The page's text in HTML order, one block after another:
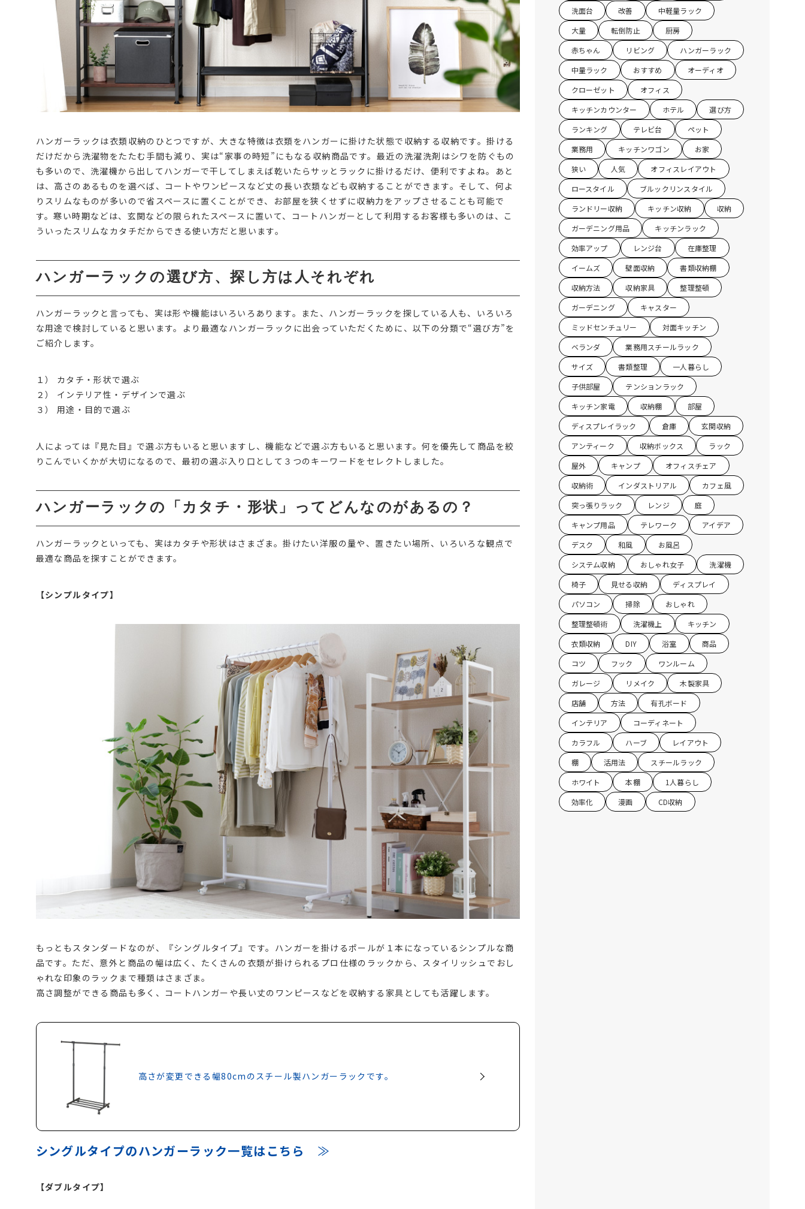
ハンガーラックは衣類収納のひとつですが、大きな特徴は衣類をハンガーに掛けた状態で収納する収納です。掛ける
だけだから洗濯物をたたむ手間も減り、実は“家事の時短”にもなる収納商品です。最近の洗濯洗剤はシワを防ぐもの
も多いので、洗濯機から出してハンガーで干してしまえば乾いたらサッとラックに掛けるだけ、便利ですよね。あと
は、高さのあるものを選べば、コートやワンピースなど丈の長い衣類なども収納することができます。そして、何よ
りスリムなものが多いので省スペースに置くことができ、お部屋を狭くせずに収納力をアップさせることも可能で
す。寒い時期などは、玄関などの限られたスペースに置いて、コートハンガーとして利用するお客様も多いのは、こ
ういったスリムなカタチだからできる使い方だと思います。
ハンガーラックの選び方、探し方は人それぞれ
ハンガーラックと言っても、実は形や機能はいろいろあります。また、ハンガーラックを探している人も、いろいろ
な用途で検討していると思います。より最適なハンガーラックに出会っていただくために、以下の分類で“選び方”を
ご紹介します。
１） カタチ・形状で選ぶ
２） インテリア性・デザインで選ぶ
３） 用途・目的で選ぶ
人によっては『見た目』で選ぶ方もいると思いますし、機能などで選ぶ方もいると思います。何を優先して商品を絞
りこんでいくかが大切になるので、最初の選ぶ入り口として３つのキーワードをセレクトしました。
ハンガーラックの「カタチ・形状」ってどんなのがあるの？
ハンガーラックといっても、実はカタチや形状はさまざま。掛けたい洋服の量や、置きたい場所、いろいろな観点で
最適な商品を探すことができます。
【シンプルタイプ】
もっともスタンダードなのが、『シングルタイプ』です。ハンガーを掛けるポールが１本になっているシンプルな商
品です。ただ、意外と商品の幅は広く、たくさんの衣類が掛けられるプロ仕様のラックから、スタイリッシュでおし
ゃれな印象のラックまで種類はさまざま。
高さ調整ができる商品も多く、コートハンガーや長い丈のワンピースなどを収納する家具としても活躍します。
高さが変更できる幅80cmのスチール製ハンガーラックです。
シングルタイプのハンガーラック一覧はこちら ≫
【ダブルタイプ】
洗面台
改善
中軽量ラック
大量
転倒防止
厨房
赤ちゃん
リビング
ハンガーラック
中量ラック
おすすめ
オーディオ
クローゼット
オフィス
キッチンカウンター
ホテル
選び方
ランキング
テレビ台
ペット
業務用
キッチンワゴン
お家
狭い
人気
オフィスレイアウト
ロースタイル
ブルックリンスタイル
ランドリー収納
キッチン収納
収納
ガーデニング用品
キッチンラック
効率アップ
レンジ台
在庫整理
イームズ
壁面収納
書類収納棚
収納方法
収納家具
整理整頓
ガーデニング
キャスター
ミッドセンチュリー
対面キッチン
ベランダ
業務用スチールラック
サイズ
書類整理
一人暮らし
子供部屋
テンションラック
キッチン家電
収納棚
部屋
ディスプレイラック
倉庫
玄関収納
アンティーク
収納ボックス
ラック
屋外
キャンプ
オフィスチェア
収納術
インダストリアル
カフェ風
突っ張りラック
レンジ
庭
キャンプ用品
テレワーク
アイデア
デスク
和風
お風呂
システム収納
おしゃれ女子
洗濯機
椅子
見せる収納
ディスプレイ
パソコン
掃除
おしゃれ
整理整頓術
洗濯機上
キッチン
衣類収納
DIY 浴室
商品
コツ
フック
ワンルーム
ガレージ
リメイク
木製家具
店舗
方法
有孔ボード
インテリア
コーディネート
カラフル
ハーブ
レイアウト
棚
活用法
スチールラック
ホワイト
本棚
1人暮らし
効率化
漫画 CD収納